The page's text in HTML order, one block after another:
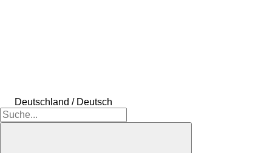
Deutschland / Deutsch